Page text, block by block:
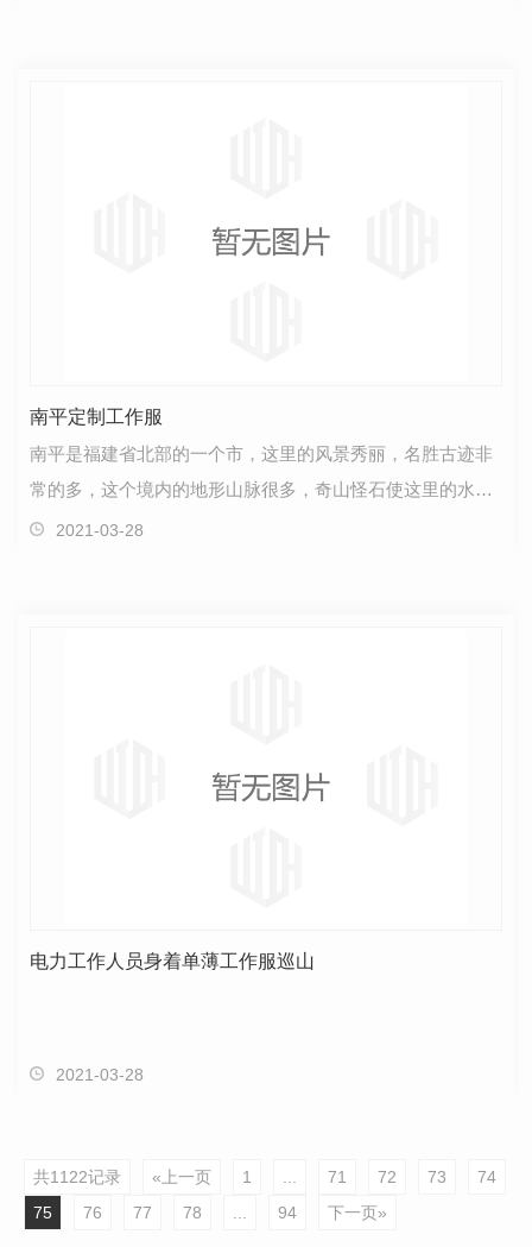
南平定制工作服
南平是福建省北部的一个市，这里的风景秀丽，名胜古迹非
常的多，这个境内的地形山脉很多，奇山怪石使这里的水风
景呈现出迷人的风景，同时，这个境内的河流流域很广…
2021-03-28
电力工作人员身着单薄工作服巡山
2021-03-28
共1122记录 «上一页 1 ... 71 72 73
74
75
76 77 78 ... 94 下一页»